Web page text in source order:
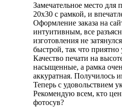
Замечательное место для
20х30 с рамкой, и
Оформление заказа на
интуитивным, все
изготовления не
быстрой, так что приятно
Качество печати на
насыщенные, а рамка
аккуратная. Получилось
Теперь с удовольствием
Рекомендую всем, кто
фотосув?